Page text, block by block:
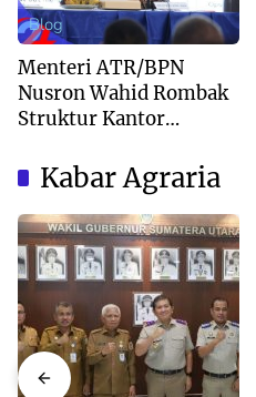
Blog
Menteri ATR/BPN
Nusron Wahid Rombak
Struktur Kantor
Pendekatan
Kewilayahan
Kabar Agraria